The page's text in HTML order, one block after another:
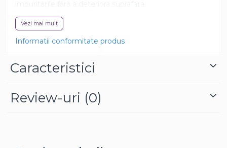
vibrații reduse și control optim
Ideală pentru ateliere, șantiere sau proiecte de bricolaj,
peria pentru polizor unghiular este soluția perfectă
Vezi mai mult
Informatii conformitate produs
Caracteristici
Review-uri (0)